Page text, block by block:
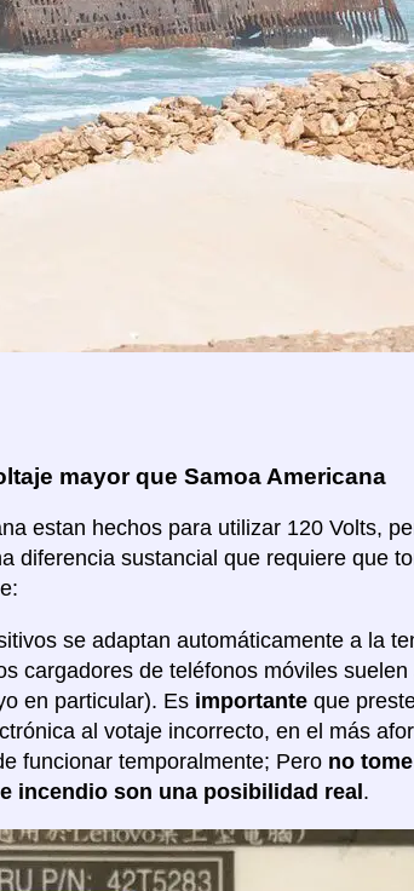
mayor que Samoa Americana
estan hechos para utilizar 120 Volts,
diferencia sustancial que requiere que
se adaptan automáticamente a la
cargadores de teléfonos móviles suelen
en particular). Es importante que
al votaje incorrecto, en el más
funcionar temporalmente; Pero no
incendio son una posibilidad real .